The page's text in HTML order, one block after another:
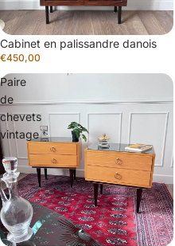
Épuisé
Cabinet en palissandre danois
€450,00
Paire
de
chevets
vintage